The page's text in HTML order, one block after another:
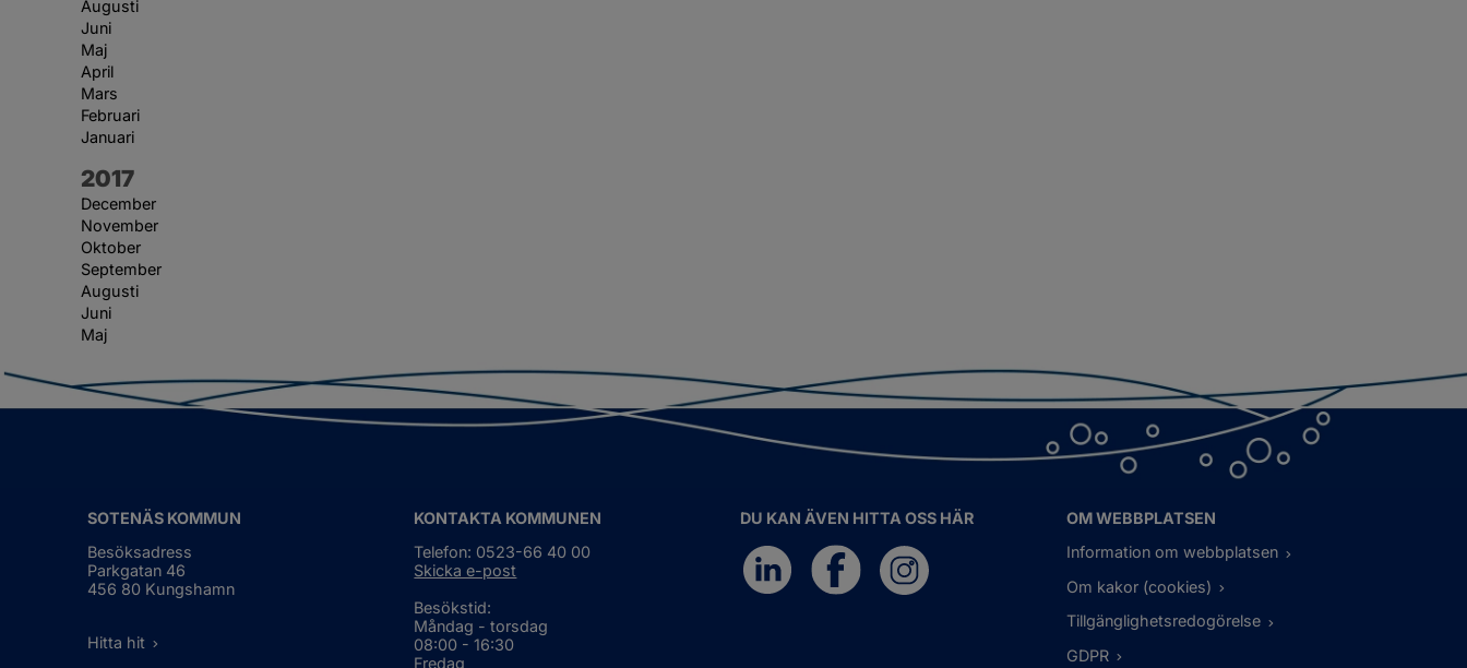
Augusti
Juni
Maj
April
Mars
Februari
Januari
År:
2017
December
November
Oktober
September
Augusti
Juni
Maj
SOTENÄS KOMMUN
Besöksadress
Parkgatan 46
456 80 Kungshamn
Hitta hit
KONTAKTA KOMMUNEN
Telefon: 0523-66 40 00
Skicka e-post
Besökstid:
Måndag - torsdag
08:00 - 16:30
Fredag
DU KAN ÄVEN HITTA OSS HÄR
OM WEBBPLATSEN
Information om webbplatsen
Om kakor (cookies)
Tillgänglighetsredogörelse
GDPR